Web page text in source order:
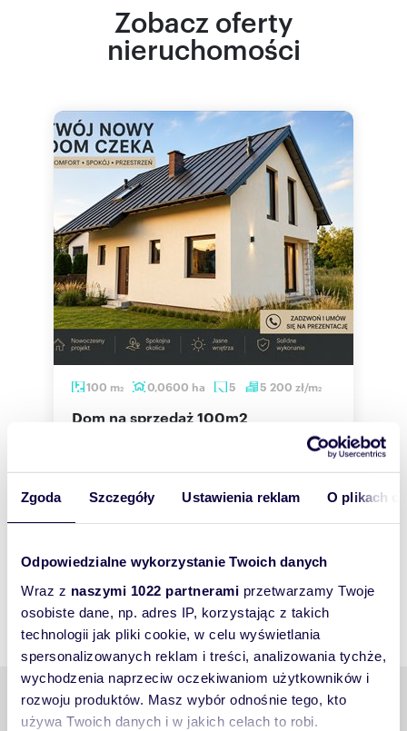
Zgoda Szczegóły Ustawienia reklam O plikach
Odpowiedzialne wykorzystanie Twoich danych
Wraz z naszymi 1022 partnerami przetwarzamy Twoje
osobiste dane, np. adres IP, korzystając z takich
technologii jak pliki cookie, w celu wyświetlania
spersonalizowanych reklam i treści, analizowania tychże,
wychodzenia naprzeciw oczekiwaniom użytkowników i
rozwoju produktów. Masz wybór odnośnie tego, kto
używa Twoich danych i w jakich celach to robi.
Zobacz oferty
nieruchomości
100 m2 0,0600 ha 5 5 200 zł/m2
dom na sprzedaż 100m2
dom Rędziny, Działkowiczów
Podobne tematy